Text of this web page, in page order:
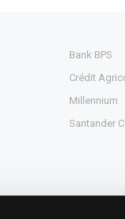
Bank BPS
Crédit
Millennium
Santander